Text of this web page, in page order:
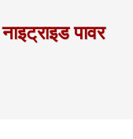
पावर